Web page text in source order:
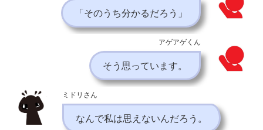
「そのうち分かるだろう」
アゲアゲくん
そう思っています。
ミドリさん
なんで私は思えないんだろう。